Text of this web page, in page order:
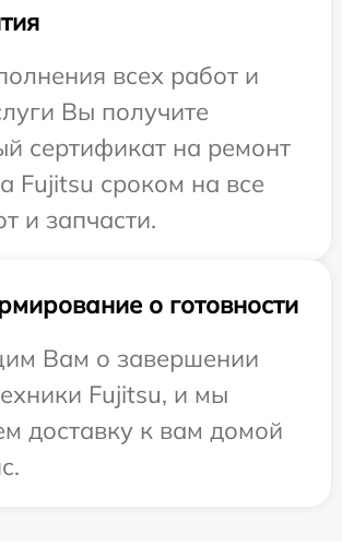
всех работ и
Вы получите
сертификат на ремонт
Fujitsu сроком на все
и запчасти.
о готовности
Вам о завершении
Fujitsu, и мы
доставку к вам домой